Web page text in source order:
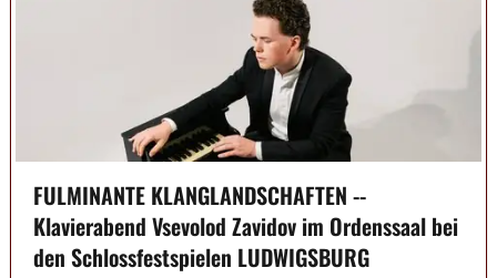
FULMINANTE KLANGLANDSCHAFTEN --
Klavierabend Vsevolod Zavidov im Ordenssaal bei
den Schlossfestspielen LUDWIGSBURG